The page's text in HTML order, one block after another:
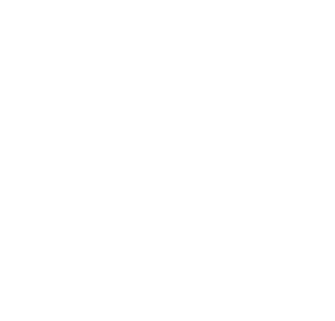
a Portugal em 2027 para apresentar «Snowdrop»